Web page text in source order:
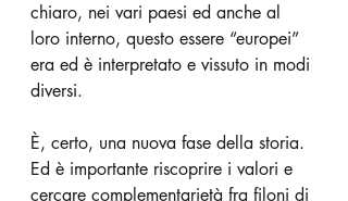
chiaro, nei vari paesi ed anche al
loro interno, questo essere “europei”
era ed è interpretato e vissuto in modi
diversi.
È, certo, una nuova fase della storia.
Ed è importante riscoprire i valori e
cercare complementarietà fra filoni di